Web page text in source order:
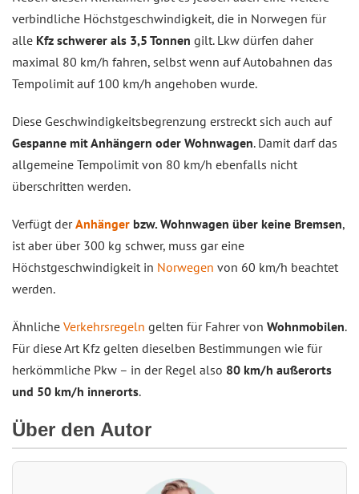
verbindliche Höchstgeschwindigkeit, die in Norwegen für
alle Kfz schwerer als 3,5 Tonnen gilt. Lkw dürfen daher
maximal 80 km/h fahren, selbst wenn auf Autobahnen das
Tempolimit auf 100 km/h angehoben wurde.
Diese Geschwindigkeitsbegrenzung erstreckt sich auch auf
Gespanne mit Anhängern oder Wohnwagen. Damit darf das
allgemeine Tempolimit von 80 km/h ebenfalls nicht
überschritten werden.
Verfügt derAnhänger bzw. Wohnwagen über keine Bremsen,
ist aber über 300 kg schwer, muss gar eine
Höchstgeschwindigkeit in Norwegen von 60 km/h beachtet
werden.
Ähnliche Verkehrsregeln gelten für Fahrer von Wohnmobilen.
Für diese Art Kfz gelten dieselben Bestimmungen wie für
herkömmliche Pkw – in der Regel also 80 km/h außerorts
und 50 km/h innerorts.
Über den Autor